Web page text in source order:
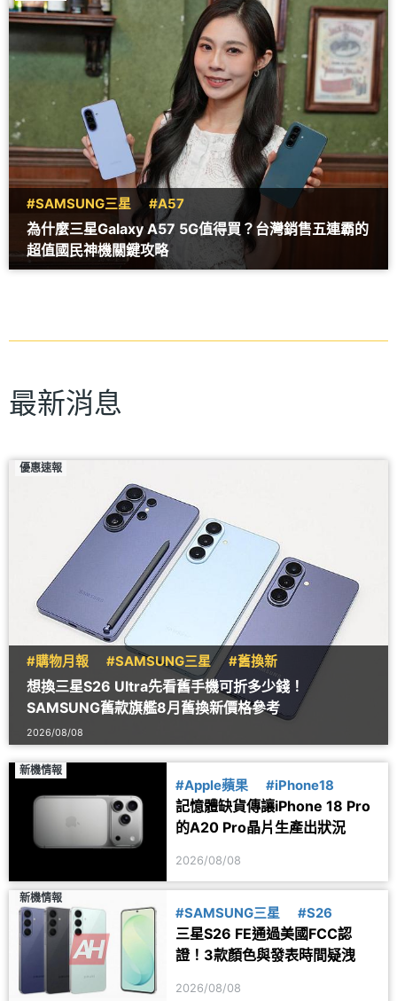
#SAMSUNG三星 #A57
為什麼三星Galaxy A57 5G值得買？台灣銷售五連霸的
超值國民神機關鍵攻略
最新消息
優惠速報
#購物月報 #SAMSUNG三星 #舊換新
想換三星S26 Ultra先看舊手機可折多少錢！
SAMSUNG舊款旗艦8月舊換新價格參考
2026/08/08
新機情報
#Apple蘋果 #iPhone18
記憶體缺貨傳讓iPhone 18 Pro
的A20 Pro晶片生產出狀況
2026/08/08
新機情報
#SAMSUNG三星 #S26
三星S26 FE通過美國FCC認
證！3款顏色與發表時間疑洩
2026/08/08